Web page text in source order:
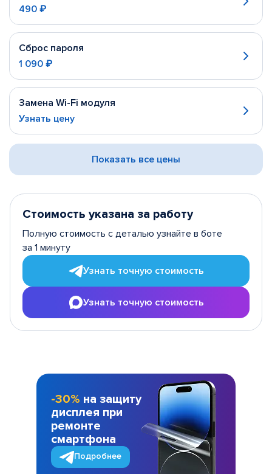
490 ₽
Сброс пароля
1 090 ₽
Замена Wi-Fi модуля
Узнать цену
Показать все цены
Стоимость указана за работу
Полную стоимость с деталью узнайте в боте
за 1 минуту
Узнать точную стоимость
Узнать точную стоимость
-30% на защиту
дисплея при
ремонте
смартфона
Подробнее